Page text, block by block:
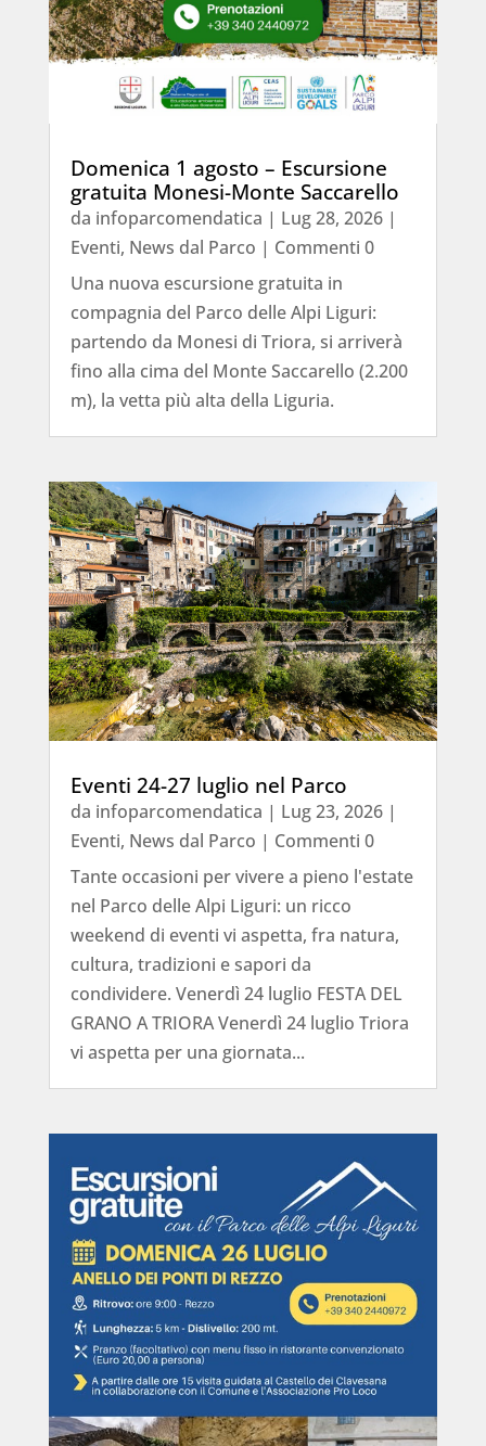
Domenica 1 agosto – Escursione
gratuita Monesi-Monte Saccarello
da infoparcomendatica | Lug 28, 2026|
Eventi, News dal Parco | Commenti 0
Una nuova escursione gratuita in
compagnia del Parco delle Alpi Liguri:
partendo da Monesi di Triora, si arriverà
fino alla cima del Monte Saccarello (2.200
m), la vetta più alta della Liguria.
Eventi 24-27 luglio nel Parco
da infoparcomendatica | Lug 23, 2026|
Eventi, News dal Parco | Commenti 0
Tante occasioni per vivere a pieno l'estate
nel Parco delle Alpi Liguri: un ricco
weekend di eventi vi aspetta, fra natura,
cultura, tradizioni e sapori da
condividere. Venerdì 24 luglio FESTA DEL
GRANO A TRIORA Venerdì 24 luglio Triora
vi aspetta per una giornata...